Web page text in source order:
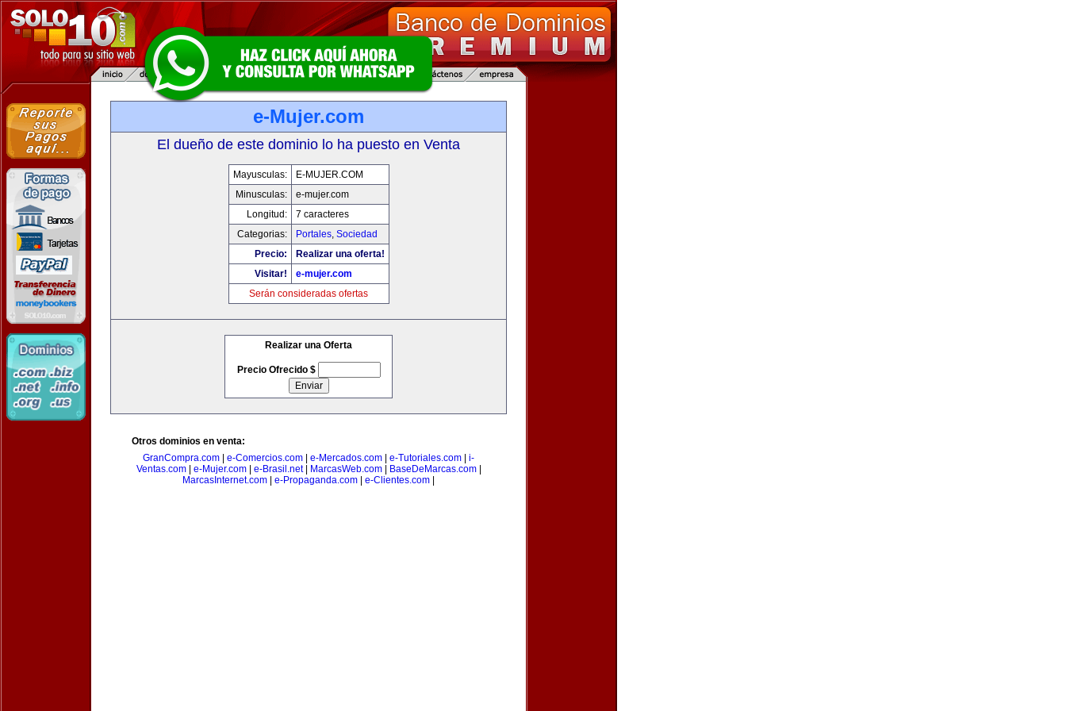
e-Mujer.com
El dueño de este dominio lo ha puesto en Venta
Mayusculas:
E-MUJER.COM
Minusculas:
e-mujer.com
Longitud:
7 caracteres
Categorias:
Portales, Sociedad
Precio:
Realizar una oferta!
Visitar!
e-mujer.com
Serán consideradas ofertas
Realizar una Oferta
Precio Ofrecido $
Otros dominios en venta:
GranCompra.com
e-Comercios.com e-Mercados.com e-Tutoriales.com
i-
Ventas.com| e-Mujer.com| e-Brasil.net| MarcasWeb.com| BaseDeMarcas.com|
MarcasInternet.com
e-Propaganda.com e-Clientes.com